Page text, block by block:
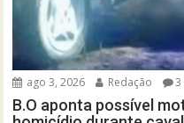
ago 3, 2026 Redação 3
B.O aponta possível